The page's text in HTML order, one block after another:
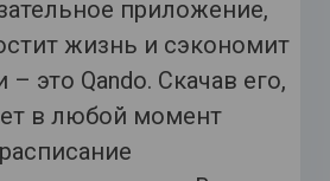
приложение,
жизнь и сэкономит
– это Qando. Скачав его,
в любой момент